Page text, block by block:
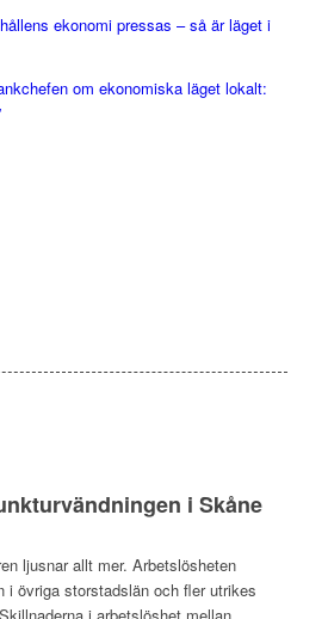
ekonomi pressas – så är läget i
om ekonomiska läget lokalt:
i Skåne
ljusnar allt mer. Arbetslösheten
i övriga storstadslän och fler utrikes